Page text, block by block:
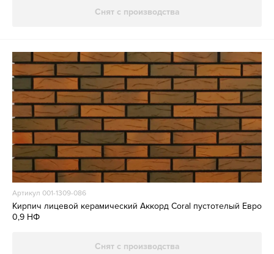
Снят с производства
Артикул 001-1309-086
Кирпич лицевой керамический Аккорд Coral пустотелый Евро
0,9 НФ
Снят с производства